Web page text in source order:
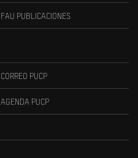
FAU PUBLICACIONES
CORREO PUCP
AGENDA PUCP